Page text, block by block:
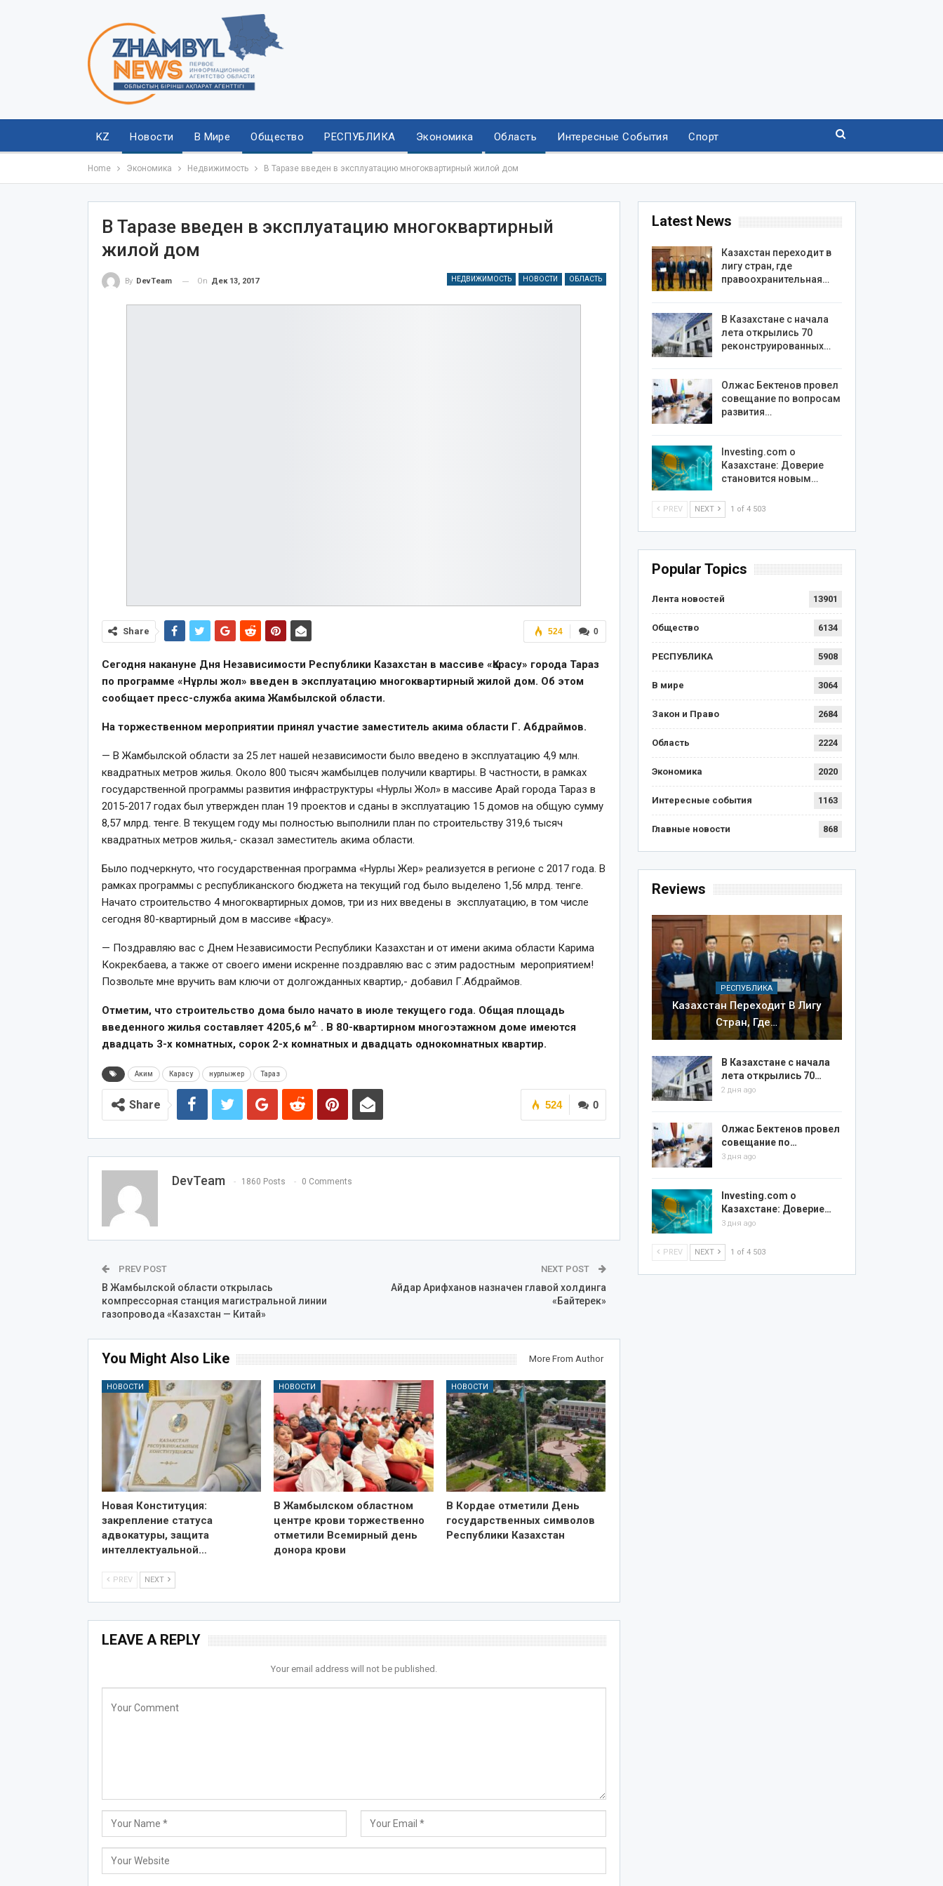
KZ Новости В Мире Общество РЕСПУБЛИКА Экономика Область Интересные События Спорт
Home Экономика Недвижимость В Таразе введен в эксплуатацию многоквартирный жилой дом
В Таразе введен в эксплуатацию многоквартирный
жилой дом
НЕДВИЖИМОСТЬ НОВОСТИ ОБЛАСТЬ
By DevTeam On Дек 13, 2017
0
524
Share
Сегодня накануне Дня Независимости Республики Казахстан в массиве «Қарасу» города Тараз
по программе «Нұрлы жол» введен в эксплуатацию многоквартирный жилой дом. Об этом
сообщает пресс-служба акима Жамбылской области.
На торжественном мероприятии принял участие заместитель акима области Г. Абдраймов.
— В Жамбылской области за 25 лет нашей независимости было введено в эксплуатацию 4,9 млн.
квадратных метров жилья. Около 800 тысяч жамбылцев получили квартиры. В частности, в рамках
государственной программы развития инфраструктуры «Нурлы Жол» в массиве Арай города Тараз в
2015-2017 годах был утвержден план 19 проектов и сданы в эксплуатацию 15 домов на общую сумму
8,57 млрд. тенге. В текущем году мы полностью выполнили план по строительству 319,6 тысяч
квадратных метров жилья,- сказал заместитель акима области.
Было подчеркнуто, что государственная программа «Нурлы Жер» реализуется в регионе с 2017 года. В
рамках программы с республиканского бюджета на текущий год было выделено 1,56 млрд. тенге.
Начато строительство 4 многоквартирных домов, три из них введены в эксплуатацию, в том числе
сегодня 80-квартирный дом в массиве «Қарасу».
— Поздравляю вас с Днем Независимости Республики Казахстан и от имени акима области Карима
Кокрекбаева, а также от своего имени искренне поздравляю вас с этим радостным мероприятием!
Позвольте мне вручить вам ключи от долгожданных квартир,- добавил Г.Абдраймов.
Отметим, что строительство дома было начато в июле текущего года. Общая площадь
введенного жилья составляет 4205,6 м2.. В 80-квартирном многоэтажном доме имеются
двадцать 3-х комнатных, сорок 2-х комнатных и двадцать однокомнатных квартир.
Аким Карасу нурлыжер Тараз
0
524
Share
DevTeam 1860 Posts 0 Comments
PREV POST
В Жамбылской области открылась
компрессорная станция магистральной линии
газопровода «Казахстан — Китай»
NEXT POST
Айдар Арифханов назначен главой холдинга
«Байтерек»
You Might Also Like More From Author
НОВОСТИ
Новая Конституция:
закрепление статуса
адвокатуры, защита
интеллектуальной…
НОВОСТИ
В Жамбылском областном
центре крови торжественно
отметили Всемирный день
донора крови
НОВОСТИ
В Кордае отметили День
государственных символов
Республики Казахстан
PREV NEXT
LEAVE A REPLY
Your email address will not be published.
Latest News
Казахстан переходит в
лигу стран, где
правоохранительная…
В Казахстане с начала
лета открылись 70
реконструированных…
Олжас Бектенов провел
совещание по вопросам
развития…
Investing.com о
Казахстане: Доверие
становится новым…
PREV NEXT 1 of 4 503
Popular Topics
Лента новостей 13901
Общество 6134
РЕСПУБЛИКА 5908
В мире 3064
Закон и Право 2684
Область 2224
Экономика 2020
Интересные события 1163
Главные новости 868
Reviews
РЕСПУБЛИКА
Казахстан Переходит В Лигу
Стран, Где…
В Казахстане с начала
лета открылись 70…
2 дня ago
Олжас Бектенов провел
совещание по…
3 дня ago
Investing.com о
Казахстане: Доверие…
3 дня ago
PREV NEXT 1 of 4 503